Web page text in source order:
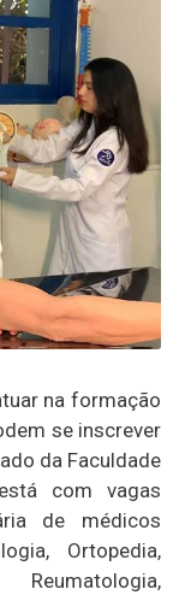
na formação
se inscrever
da Faculdade
com vagas
de médicos
Ortopedia,